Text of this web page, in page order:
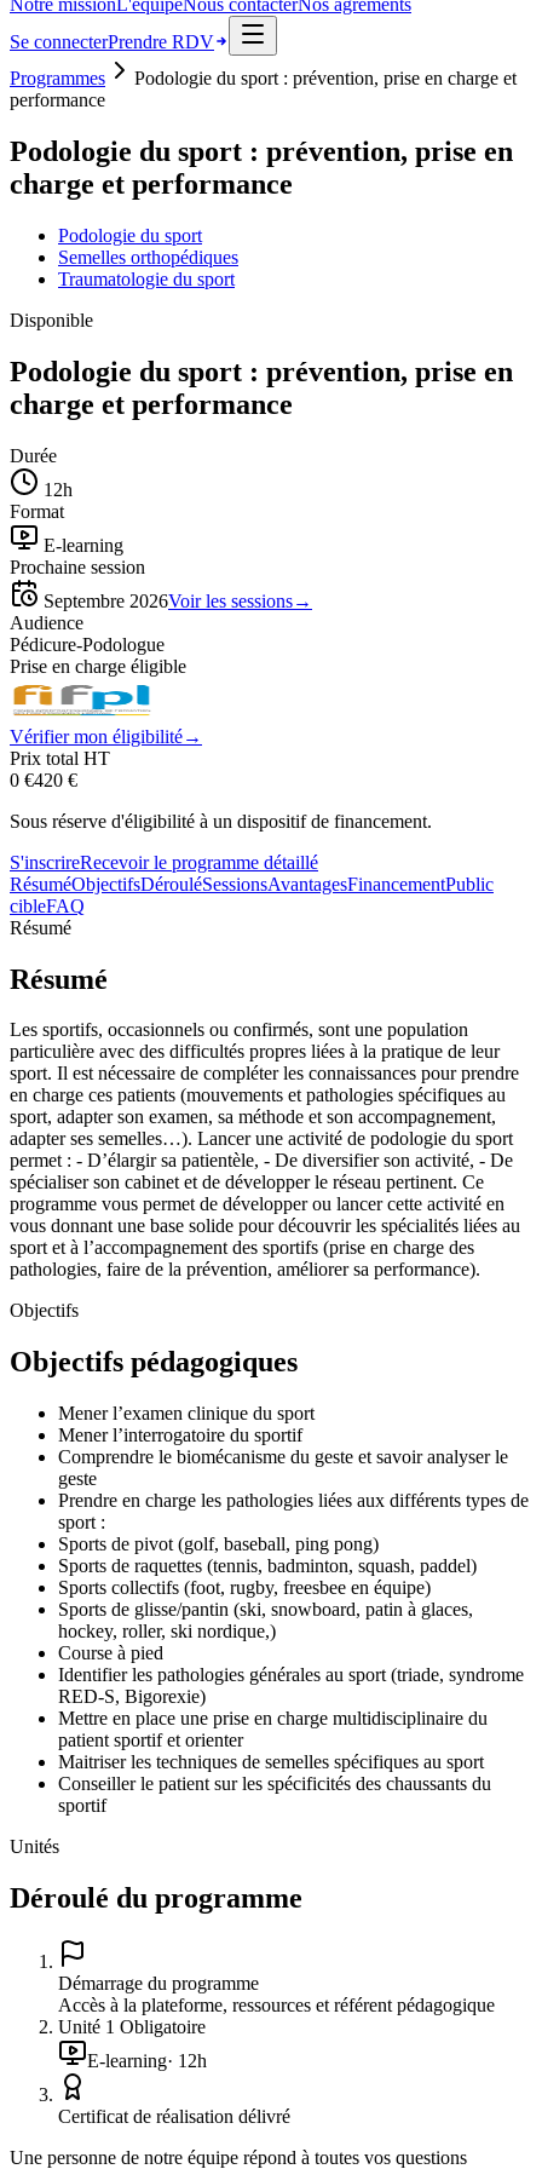
Notre missionL'équipeNous contacterNos agréments
Se connecterPrendre RDV
Programmes
Podologie du sport : prévention, prise en charge et
performance
Podologie du sport : prévention, prise en
charge et performance
Podologie du sport
Semelles orthopédiques
Traumatologie du sport
Disponible
Podologie du sport : prévention, prise en
charge et performance
Durée
12h
Format
E-learning
Prochaine session
Septembre 2026Voir les sessions→
Audience
Pédicure-Podologue
Prise en charge éligible
Vérifier mon éligibilité→
Prix total HT
0 €420 €
Sous réserve d'éligibilité à un dispositif de financement.
S'inscrireRecevoir le programme détaillé
RésuméObjectifsDérouléSessionsAvantagesFinancementPublic
cibleFAQ
Résumé
Résumé
Les sportifs, occasionnels ou confirmés, sont une population
particulière avec des difficultés propres liées à la pratique de leur
sport. Il est nécessaire de compléter les connaissances pour prendre
en charge ces patients (mouvements et pathologies spécifiques au
sport, adapter son examen, sa méthode et son accompagnement,
adapter ses semelles…). Lancer une activité de podologie du sport
permet : - D’élargir sa patientèle, - De diversifier son activité, - De
spécialiser son cabinet et de développer le réseau pertinent. Ce
programme vous permet de développer ou lancer cette activité en
vous donnant une base solide pour découvrir les spécialités liées au
sport et à l’accompagnement des sportifs (prise en charge des
pathologies, faire de la prévention, améliorer sa performance).
Objectifs
Objectifs pédagogiques
Mener l’examen clinique du sport
Mener l’interrogatoire du sportif
Comprendre le biomécanisme du geste et savoir analyser le
geste
Prendre en charge les pathologies liées aux différents types de
sport :
Sports de pivot (golf, baseball, ping pong)
Sports de raquettes (tennis, badminton, squash, paddel)
Sports collectifs (foot, rugby, freesbee en équipe)
Sports de glisse/pantin (ski, snowboard, patin à glaces,
hockey, roller, ski nordique,)
Course à pied
Identifier les pathologies générales au sport (triade, syndrome
RED-S, Bigorexie)
Mettre en place une prise en charge multidisciplinaire du
patient sportif et orienter
Maitriser les techniques de semelles spécifiques au sport
Conseiller le patient sur les spécificités des chaussants du
sportif
Unités
Déroulé du programme
Démarrage du programme
Accès à la plateforme, ressources et référent pédagogique
Unité 1 Obligatoire
E-learning· 12h
Certificat de réalisation délivré
Une personne de notre équipe répond à toutes vos questions